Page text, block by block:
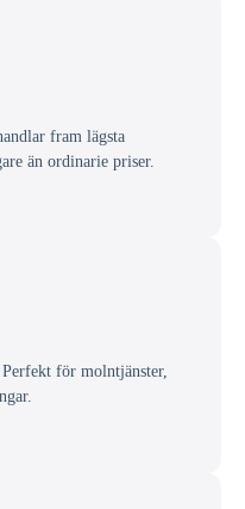
fram lägsta
än ordinarie priser.
för molntjänster,